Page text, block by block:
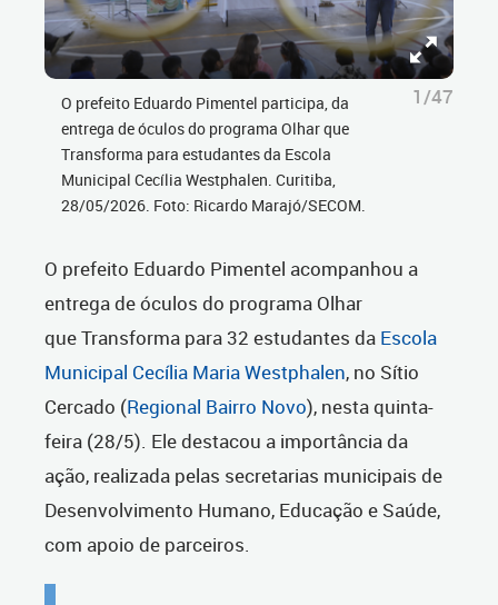
O prefeito Eduardo Pimentel participa, da
entrega de óculos do programa Olhar que
Transforma para estudantes da Escola
Municipal Cecília Westphalen. Curitiba,
28/05/2026. Foto: Ricardo Marajó/SECOM.
1/47
O prefeito Eduardo Pimentel acompanhou a
entrega de óculos do programa Olhar
que Transforma para 32 estudantes da Escola
Municipal Cecília Maria Westphalen, no Sítio
Cercado (Regional Bairro Novo), nesta quinta-
feira (28/5). Ele destacou a importância da
ação, realizada pelas secretarias municipais de
Desenvolvimento Humano, Educação e Saúde,
com apoio de parceiros.